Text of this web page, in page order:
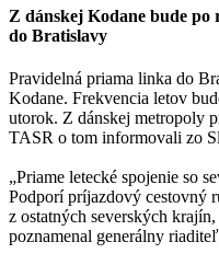
Z dánskej Kodane bude
do Bratislavy
Pravidelná priama linka do
Kodane. Frekvencia letov
utorok. Z dánskej metropoly
TASR o tom informovali zo
„Priame letecké spojenie so
Podporí príjazdový cestovný
z ostatných severských
poznamenal generálny